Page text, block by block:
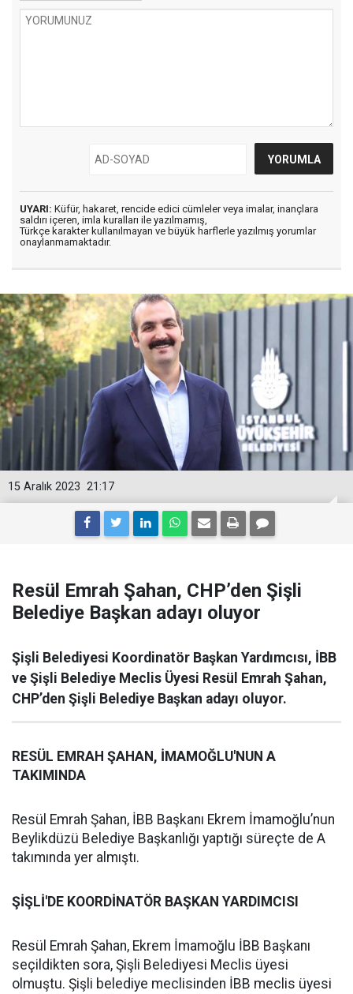
UYARI: Küfür, hakaret, rencide edici cümleler veya imalar, inançlara
saldırı içeren, imla kuralları ile yazılmamış,
Türkçe karakter kullanılmayan ve büyük harflerle yazılmış yorumlar
onaylanmamaktadır.
21:17
15 Aralık 2023
Resül Emrah Şahan, CHP’den Şişli
Belediye Başkan adayı oluyor
Şişli Belediyesi Koordinatör Başkan Yardımcısı, İBB
ve Şişli Belediye Meclis Üyesi Resül Emrah Şahan,
CHP’den Şişli Belediye Başkan adayı oluyor.
RESÜL EMRAH ŞAHAN, İMAMOĞLU'NUN A
TAKIMINDA
Resül Emrah Şahan, İBB Başkanı Ekrem İmamoğlu’nun
Beylikdüzü Belediye Başkanlığı yaptığı süreçte de A
takımında yer almıştı.
ŞİŞLİ'DE KOORDİNATÖR BAŞKAN YARDIMCISI
Resül Emrah Şahan, Ekrem İmamoğlu İBB Başkanı
seçildikten sora, Şişli Belediyesi Meclis üyesi
olmuştu. Şişli belediye meclisinden İBB meclis üyesi